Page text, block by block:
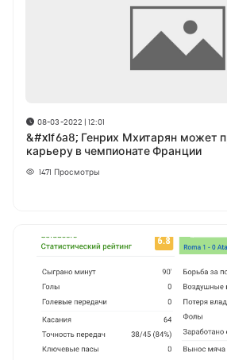
08-03-2022 | 12:01
&#x1f6a8; Генрих Мхитарян может
карьеру в чемпионате Франции
1471 Просмотры